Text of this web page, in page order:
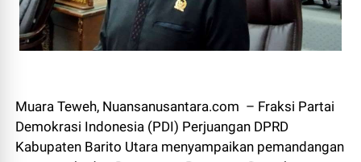
Muara Teweh, Nuansanusantara.com – Fraksi Partai
Demokrasi Indonesia (PDI) Perjuangan DPRD
Kabupaten Barito Utara menyampaikan pemandangan